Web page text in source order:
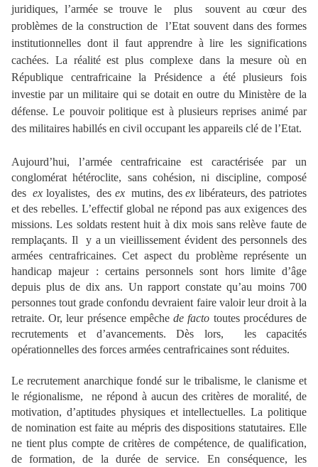
juridiques, l’armée se trouve le plus souvent au cœur des
problèmes de la construction de l’Etat souvent dans des formes
institutionnelles dont il faut apprendre à lire les significations
cachées. La réalité est plus complexe dans la mesure où en
République centrafricaine la Présidence a été plusieurs fois
investie par un militaire qui se dotait en outre du Ministère de la
défense. Le pouvoir politique est à plusieurs reprises animé par
des militaires habillés en civil occupant les appareils clé de l’Etat.
Aujourd’hui, l’armée centrafricaine est caractérisée par un
conglomérat hétéroclite, sans cohésion, ni discipline, composé
desex loyalistes, des exmutins, desex libérateurs, des patriotes
et des rebelles. L’effectif global ne répond pas aux exigences des
missions. Les soldats restent huit à dix mois sans relève faute de
remplaçants. Il y a un vieillissement évident des personnels des
armées centrafricaines. Cet aspect du problème représente un
handicap majeur : certains personnels sont hors limite d’âge
depuis plus de dix ans. Un rapport constate qu’au moins 700
personnes tout grade confondu devraient faire valoir leur droit à la
retraite. Or, leur présence empêchede facto toutes procédures de
recrutements et d’avancements. Dès lors, les capacités
opérationnelles des forces armées centrafricaines sont réduites.
Le recrutement anarchique fondé sur le tribalisme, le clanisme et
le régionalisme, ne répond à aucun des critères de moralité, de
motivation, d’aptitudes physiques et intellectuelles. La politique
de nomination est faite au mépris des dispositions statutaires. Elle
ne tient plus compte de critères de compétence, de qualification,
de formation, de la durée de service. En conséquence, les